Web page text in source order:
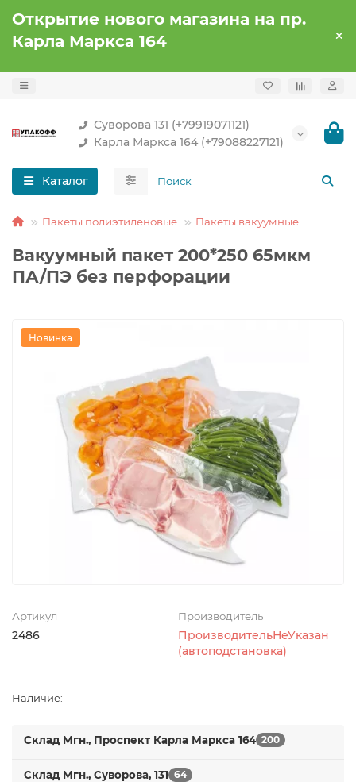
Открытие нового магазина на пр.
Карла Маркса 164
Суворова 131 (+79919071121)
Карла Маркса 164 (+79088227121)
Каталог
Пакеты полиэтиленовые Пакеты вакуумные
Вакуумный пакет 200*250 65мкм
ПА/ПЭ без перфорации
Новинка
Артикул
2486
Производитель
ПроизводительНеУказан
(автоподстановка)
Наличие:
Склад Мгн., Проспект Карла Маркса 164 200
Склад Мгн., Суворова, 131 64